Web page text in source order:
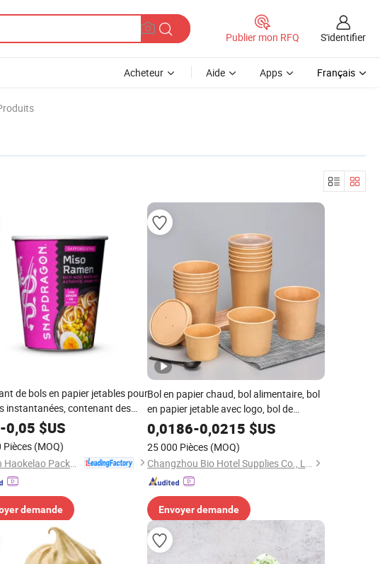
Publier mon RFQ S'identifier
Acheteur Aide Apps Français
de bols en papier jetables pour
instantanées, contenant des
instantanés
-0,05 $US
Pièces (MOQ)
demande
Bol en papier chaud, bol alimentaire, bol
en papier jetable avec logo, bol de
nouilles personnalisé, à emporter
0,0186-0,0215 $US
25 000 Pièces (MOQ)
Changzhou Bio Hotel Supplies Co., Ltd.
Envoyer demande